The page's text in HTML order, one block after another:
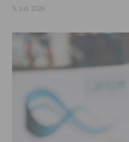
5. Juli 2026